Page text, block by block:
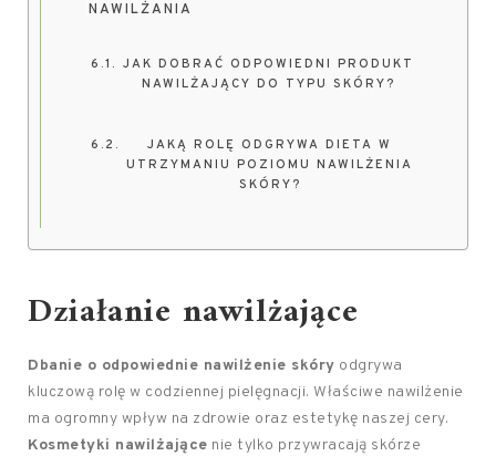
NAWILŻANIA
JAK DOBRAĆ ODPOWIEDNI PRODUKT
NAWILŻAJĄCY DO TYPU SKÓRY?
JAKĄ ROLĘ ODGRYWA DIETA W
UTRZYMANIU POZIOMU NAWILŻENIA
SKÓRY?
Działanie nawilżające
Dbanie o odpowiednie nawilżenie skóry odgrywa
kluczową rolę w codziennej pielęgnacji. Właściwe nawilżenie
ma ogromny wpływ na zdrowie oraz estetykę naszej cery.
Kosmetyki nawilżające nie tylko przywracają skórze